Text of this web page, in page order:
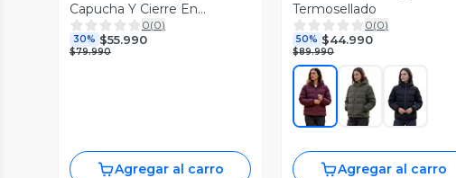
Capucha Y Cierre En
Delantero
0(0)
30% $55.990
$79.990
Agregar al carro
Termosellado
0(0)
50% $44.990
$89.990
Agregar al carro